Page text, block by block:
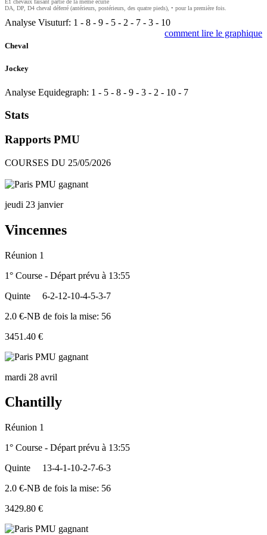
E1 chevaux faisant partie de la même écurie
DA, DP, D4 cheval déferré (antérieurs, postérieurs, des quatre pieds), • pour la première fois.
Analyse Visuturf: 1 - 8 - 9 - 5 - 2 - 7 - 3 - 10
comment lire le graphique
Cheval
Jockey
Analyse Equidegraph: 1 - 5 - 8 - 9 - 3 - 2 - 10 - 7
Stats
Rapports PMU
COURSES DU 25/05/2026
jeudi 23 janvier
Vincennes
Réunion 1
1° Course - Départ prévu à 13:55
Quinte
6-2-12-10-4-5-3-7
2.0 €-NB de fois la mise: 56
3451.40 €
mardi 28 avril
Chantilly
Réunion 1
1° Course - Départ prévu à 13:55
Quinte
13-4-1-10-2-7-6-3
2.0 €-NB de fois la mise: 56
3429.80 €